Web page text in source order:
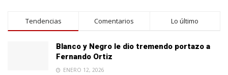
Tendencias Comentarios Lo último
Blanco y Negro le dio tremendo portazo a
Fernando Ortiz
ENERO 12, 2026